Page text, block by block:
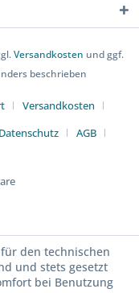
Versandkosten und ggf.
beschrieben
Versandkosten
Datenschutz
AGB
den technischen
und stets gesetzt
bei Benutzung